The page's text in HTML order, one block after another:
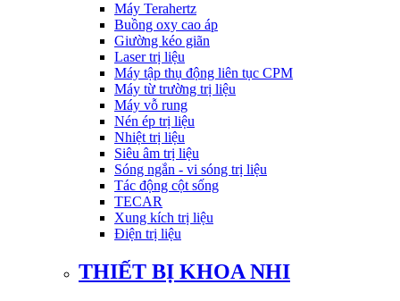
Máy Terahertz
Buồng oxy cao áp
Giường kéo giãn
Laser trị liệu
Máy tập thụ động liên tục CPM
Máy từ trường trị liệu
Máy vỗ rung
Nén ép trị liệu
Nhiệt trị liệu
Siêu âm trị liệu
Sóng ngắn - vi sóng trị liệu
Tác động cột sống
TECAR
Xung kích trị liệu
Điện trị liệu
THIẾT BỊ KHOA NHI